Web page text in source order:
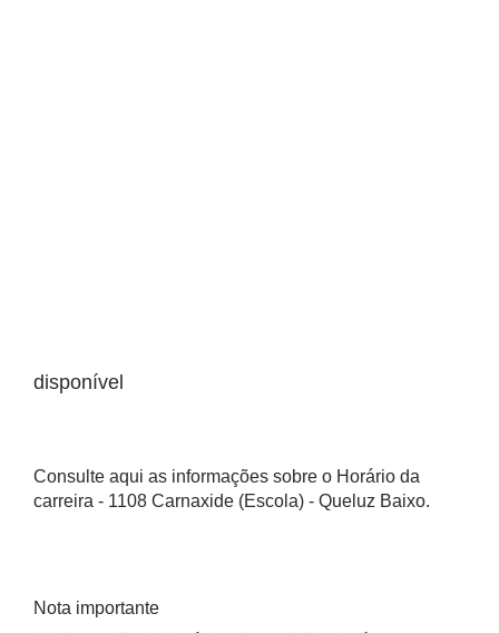
disponível
Consulte aqui as informações sobre o Horário da
carreira - 1108 Carnaxide (Escola) - Queluz Baixo.
Nota importante